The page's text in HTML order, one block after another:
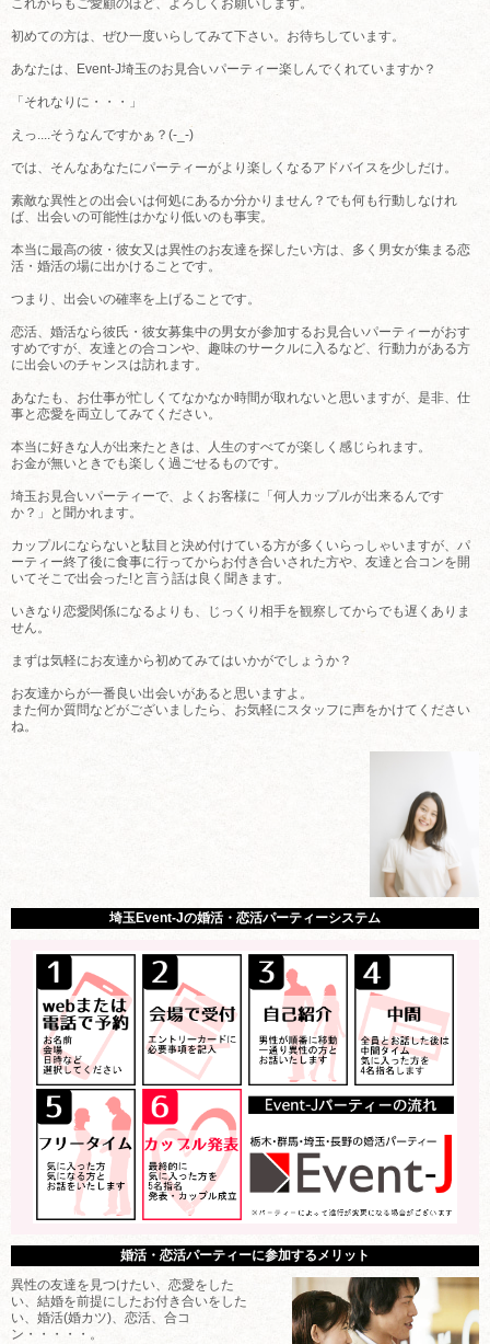
これからもご愛顧のほど、よろしくお願いします。
初めての方は、ぜひ一度いらしてみて下さい。お待ちしています。
あなたは、Event-J埼玉のお見合いパーティー楽しんでくれていますか？
「それなりに・・・」
えっ....そうなんですかぁ？(-_-)
では、そんなあなたにパーティーがより楽しくなるアドバイスを少しだけ。
素敵な異性との出会いは何処にあるか分かりません？でも何も行動しなけれ
ば、出会いの可能性はかなり低いのも事実。
本当に最高の彼・彼女又は異性のお友達を探したい方は、多く男女が集まる恋
活・婚活の場に出かけることです。
つまり、出会いの確率を上げることです。
恋活、婚活なら彼氏・彼女募集中の男女が参加するお見合いパーティーがおす
すめですが、友達との合コンや、趣味のサークルに入るなど、行動力がある方
に出会いのチャンスは訪れます。
あなたも、お仕事が忙しくてなかなか時間が取れないと思いますが、是非、仕
事と恋愛を両立してみてください。
本当に好きな人が出来たときは、人生のすべてが楽しく感じられます。
お金が無いときでも楽しく過ごせるものです。
埼玉お見合いパーティーで、よくお客様に「何人カップルが出来るんです
か？」と聞かれます。
カップルにならないと駄目と決め付けている方が多くいらっしゃいますが、パ
ーティー終了後に食事に行ってからお付き合いされた方や、友達と合コンを開
いてそこで出会った!と言う話は良く聞きます。
いきなり恋愛関係になるよりも、じっくり相手を観察してからでも遅くありま
せん。
まずは気軽にお友達から初めてみてはいかがでしょうか？
お友達からが一番良い出会いがあると思いますよ。
また何か質問などがございましたら、お気軽にスタッフに声をかけてください
ね。
埼玉Event-Jの婚活・恋活パーティーシステム
婚活・恋活パーティーに参加するメリット
異性の友達を見つけたい、恋愛をした
い、結婚を前提にしたお付き合いをした
い、婚活(婚カツ)、恋活、合コ
ン・・・・・。